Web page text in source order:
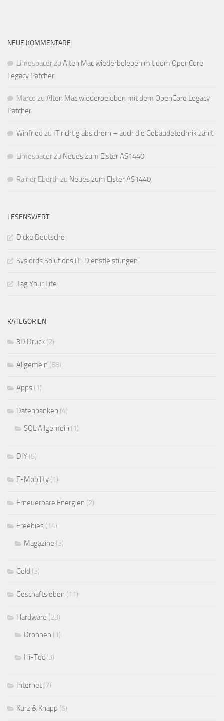
NEUE KOMMENTARE
Limespacerzu Alten Mac wiederbeleben mit dem OpenCore
Legacy Patcher
Marco zu Alten Mac wiederbeleben mit dem OpenCore Legacy
Patcher
Winfried zu IT richtig absichern – auch die Gebäudetechnik zählt
Limespacerzu Neues zum Elster AS1440
Rainer Eberth zu Neues zum Elster AS1440
LESENSWERT
Dicke Deutsche
Syslords Solutions IT-Dienstleistungen
Tag Your Life
KATEGORIEN
3D Druck (2)
Allgemein (68)
Apps (1)
Datenbanken (4)
SQL Allgemein (1)
DIY (5)
E-Mobility (1)
Erneuerbare Energien (2)
Freebies (14)
Magazine (3)
Geld (3)
Geschäftsleben (11)
Hardware (23)
Drohnen (1)
Hi-Tec (3)
Internet (7)
Kurz & Knapp (6)